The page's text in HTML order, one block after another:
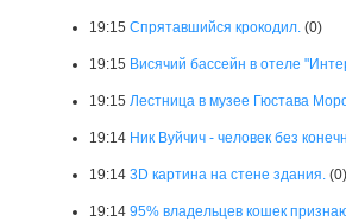
19:15 Спрятавшийся крокодил. (0)
19:15 Висячий бассейн в отеле
19:15 Лестница в музее Гюстава
19:14 Ник Вуйчич - человек без
19:14 3D картина на стене здания. (0)
19:14 95% владельцев кошек